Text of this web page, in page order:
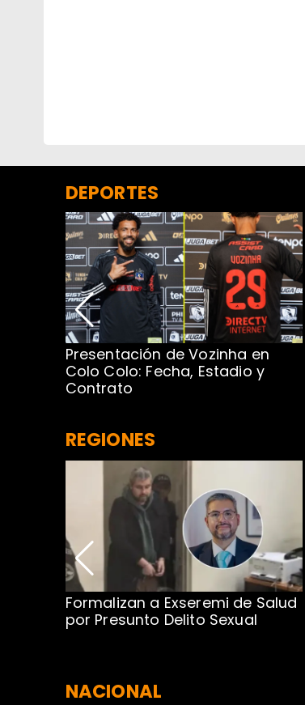
DEPORTES
Presentación de Vozinha en
Colo Colo: Fecha, Estadio y
Contrato
REGIONES
Formalizan a Exseremi de Salud
por Presunto Delito Sexual
NACIONAL